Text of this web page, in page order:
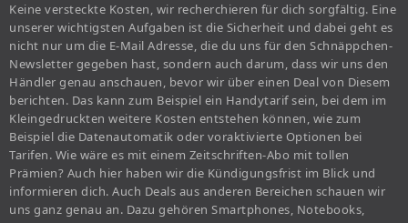
Keine versteckte Kosten, wir recherchieren für dich sorgfältig. Eine
unserer wichtigsten Aufgaben ist die Sicherheit und dabei geht es
nicht nur um die E-Mail Adresse, die du uns für den Schnäppchen-
Newsletter gegeben hast, sondern auch darum, dass wir uns den
Händler genau anschauen, bevor wir über einen Deal von Diesem
berichten. Das kann zum Beispiel ein Handytarif sein, bei dem im
Kleingedruckten weitere Kosten entstehen können, wie zum
Beispiel die Datenautomatik oder voraktivierte Optionen bei
Tarifen. Wie wäre es mit einem Zeitschriften-Abo mit tollen
Prämien? Auch hier haben wir die Kündigungsfrist im Blick und
informieren dich. Auch Deals aus anderen Bereichen schauen wir
uns ganz genau an. Dazu gehören Smartphones, Notebooks,